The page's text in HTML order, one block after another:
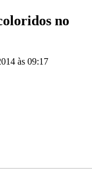
no
às 09:17